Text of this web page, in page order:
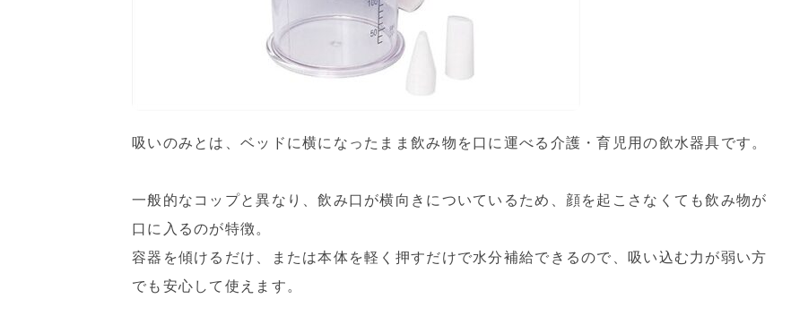
吸いのみとは、ベッドに横になったまま飲み物を口に運べる介護・育児用の飲水器具です。
一般的なコップと異なり、飲み口が横向きについているため、顔を起こさなくても飲み物が
口に入るのが特徴。
容器を傾けるだけ、または本体を軽く押すだけで水分補給できるので、吸い込む力が弱い方
でも安心して使えます。